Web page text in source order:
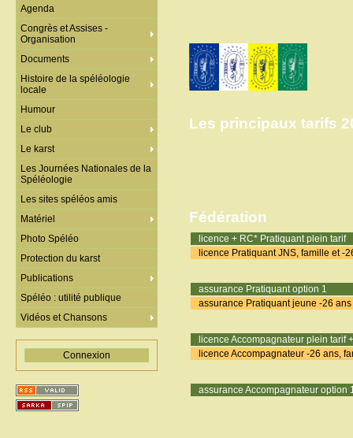
Les principaux tarifs
Fédération
licence + RC* Pratiquant plein tarif
licence Pratiquant JNS, famille et -
assurance Pratiquant option 1
assurance Pratiquant jeune -26 ans
licence Accompagnateur plein tarif
licence Accompagnateur -26 ans,
assurance Accompagnateur option
Agenda
Congrès et Assises -
Organisation
Documents
Histoire de la spéléologie
locale
Humour
Le club
Le karst
Les Journées Nationales de la
Spéléologie
Les sites spéléos amis
Matériel
Photo Spéléo
Protection du karst
Publications
Spéléo : utilité publique
Vidéos et Chansons
Connexion